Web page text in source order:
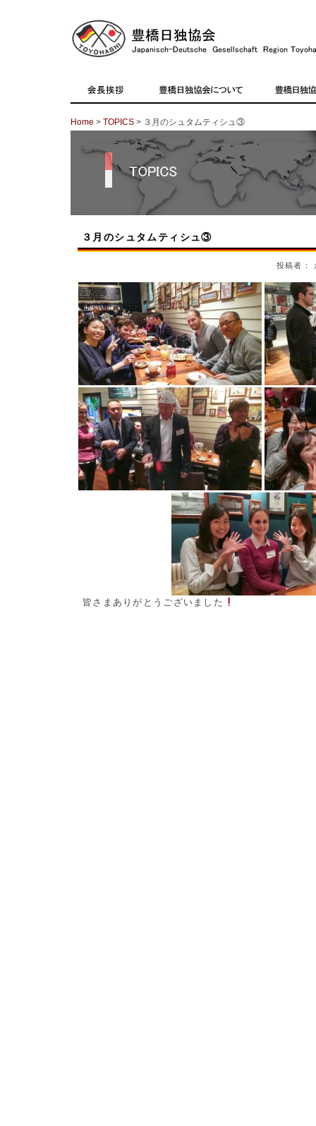
Home > TOPICS > ３月のシュタムティシュ③
３月のシュタムティシュ③
投稿者
皆さまありがとうございました